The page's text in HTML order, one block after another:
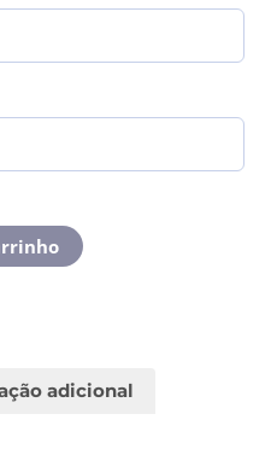
adicional